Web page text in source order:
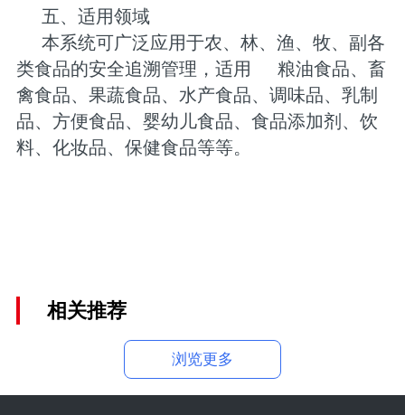
五、适用领域
本系统可广泛应用于农、林、渔、牧、副各
类食品的安全追溯管理，适用
粮油食品、畜
禽食品、果蔬食品、水产食品、调味品、乳制
品、方便食品、婴幼儿食品、食品添加剂、饮
料、化妆品、保健食品等等。
相关推荐
浏览更多